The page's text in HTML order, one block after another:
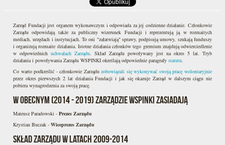
Zarząd Fundacji jest organem wykonawczym i odpowiada za jej codzienne działanie. Członkowie
Zarządu odpowidają także za publiczny wizerunek Fundacji i reprezentują ją w rozmaitych
mediach, urzędach i instytucjach. To oni "załatwiają" sprawy, podpisują umowy, szukają funduszy
i organizują rozmaite działania. Istotne działania członków tego gremium znajdują odwierciedlenie
w odpowiednich uchwałach Zarządu . Skład Zarządu powoływany jest na okres 5 lat. Tryb
działania i powoływania Zarządu WSPINKI określają odpowiednie paragrafy statutu
Co warto podkreślić - członkowie Zarząduzobowiązali się wykonywać swoją pracę wolontaryjnie
przez okres pierwszych 2 lat działania Fundacji i jak się okazuje Zarząd w dalszym ciągu nie
pobiera wynagrodzenia za swoją pracę.
W obecnym (2014 - 2019) Zarządzie WSPINKI zasiadają
Mateusz Paradowski - Prezes Zarządu
Krystian Buczak - Wiceprezes Zarządu
Skład Zarządu w latach 2009-2014